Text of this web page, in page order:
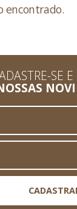
encontrado.
SE